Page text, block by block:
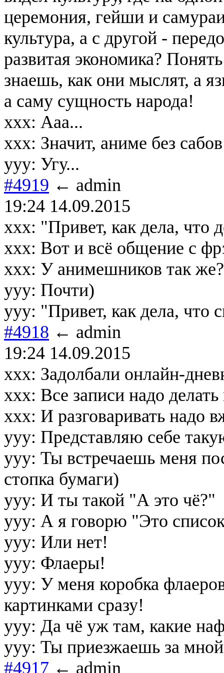
церемония, гейши и
культура, а с другой -
развитая экономика?
знаешь, как они мыслят, а
а саму сущность народа!
xxx: Ааа...
xxx: Значит, аниме без
yyy: Угу...
#4919 ← admin
19:24 14.09.2015
xxx: "Привет, как дела, что
xxx: Вот и всё общение с
xxx: У анимешников так же?
yyy: Почти)
yyy: "Привет, как дела, что
#4918 ← admin
19:24 14.09.2015
xxx: Задолбали онлайн-
xxx: Все записи надо делать
xxx: И разговаривать надо
yyy: Представляю себе
yyy: Ты встречаешь меня
стопка бумаги)
yyy: И ты такой "А это чё?"
yyy: А я говорю "Это
yyy: Или нет!
yyy: Флаеры!
yyy: У меня коробка
картинками сразу!
yyy: Да чё уж там, какие
yyy: Ты приезжаешь за
#4917 ← admin